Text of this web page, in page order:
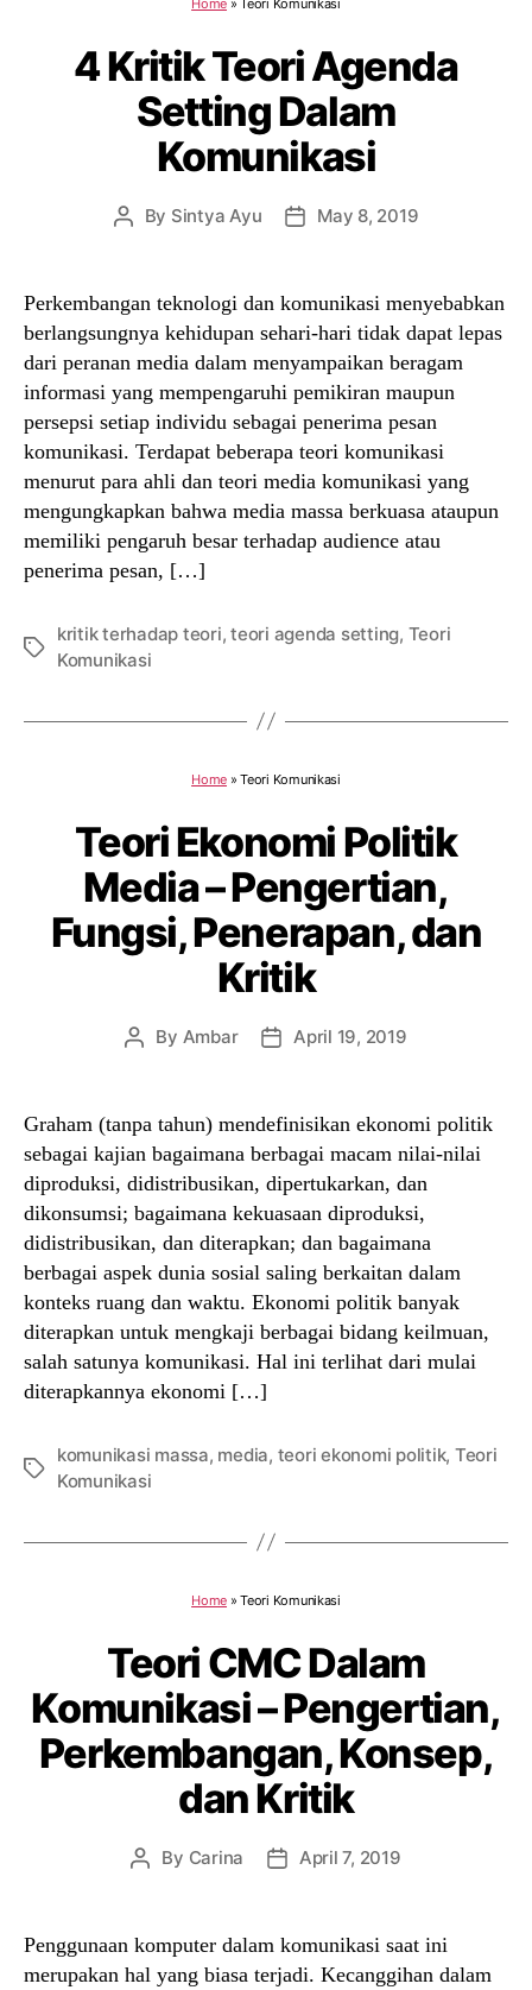
Home » Teori Komunikasi
4 Kritik Teori Agenda
Setting Dalam
Komunikasi
Post
By Sintya Ayu
PostMay 8, 2019
Perkembangan teknologi dan komunikasi menyebabkan
berlangsungnya kehidupan sehari-hari tidak dapat lepas
dari peranan media dalam menyampaikan beragam
informasi yang mempengaruhi pemikiran maupun
persepsi setiap individu sebagai penerima pesan
komunikasi. Terdapat beberapa teori komunikasi
menurut para ahli dan teori media komunikasi yang
mengungkapkan bahwa media massa berkuasa ataupun
memiliki pengaruh besar terhadap audience atau
penerima pesan, […]
Tags
kritik terhadap teori,teori agenda setting, Teori
Komunikasi
Home »Teori Komunikasi
Teori Ekonomi Politik
Media – Pengertian,
Fungsi, Penerapan, dan
Kritik
Post
By Ambar
PostApril 19, 2019
Graham (tanpa tahun) mendefinisikan ekonomi politik
sebagai kajian bagaimana berbagai macam nilai-nilai
diproduksi, didistribusikan, dipertukarkan, dan
dikonsumsi; bagaimana kekuasaan diproduksi,
didistribusikan, dan diterapkan; dan bagaimana
berbagai aspek dunia sosial saling berkaitan dalam
konteks ruang dan waktu. Ekonomi politik banyak
diterapkan untuk mengkaji berbagai bidang keilmuan,
salah satunya komunikasi. Hal ini terlihat dari mulai
diterapkannya ekonomi […]
Tags
komunikasi massa, media, teori ekonomi politik, Teori
Komunikasi
Home »Teori Komunikasi
Teori CMC Dalam
Komunikasi – Pengertian,
Perkembangan, Konsep,
dan Kritik
Post
By Carina
PostApril 7, 2019
Penggunaan komputer dalam komunikasi saat ini
merupakan hal yang biasa terjadi. Kecanggihan dalam